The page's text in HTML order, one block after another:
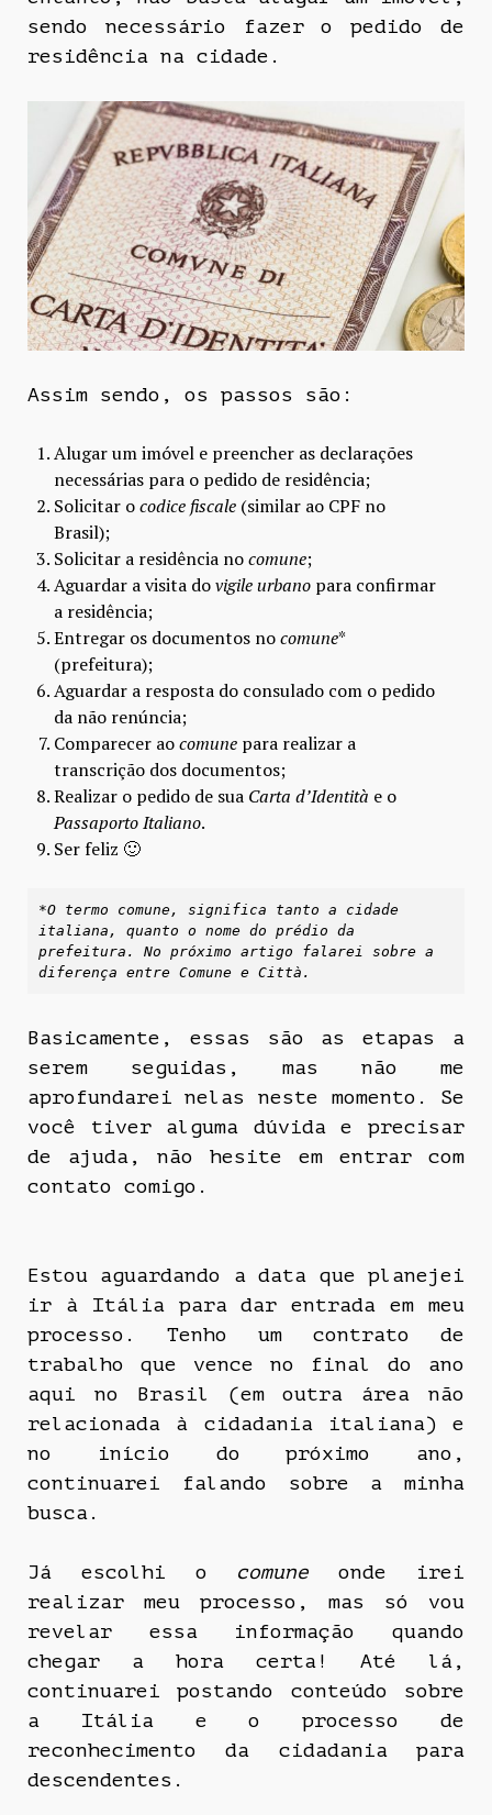
sendo necessário fazer o pedido de
residência na cidade.
Assim sendo, os passos são:
Alugar um imóvel e preencher as declarações
necessárias para o pedido de residência;
Solicitar ocodice fiscale(similar ao CPF no
Brasil);
Solicitar a residência nocomune;
Aguardar a visita dovigile urbanopara confirmar
a residência;
Entregar os documentos nocomune*
(prefeitura);
Aguardar a resposta do consulado com o pedido
da não renúncia;
Comparecer aocomunepara realizar a
transcrição dos documentos;
Realizar o pedido de sua Carta d’Identità e o
Passaporto Italiano.
Ser feliz 🙂
*O termo comune, significa tanto a cidade
italiana, quanto o nome do prédio da
prefeitura. No próximo artigo falarei sobre a
diferença entre Comune e Città.
Basicamente, essas são as etapas a
serem seguidas, mas não me
aprofundarei nelas neste momento. Se
você tiver alguma dúvida e precisar
de ajuda, não hesite em entrar com
contato comigo.
Estou aguardando a data que planejei
ir à Itália para dar entrada em meu
processo. Tenho um contrato de
trabalho que vence no final do ano
aqui no Brasil (em outra área não
relacionada à cidadania italiana) e
no início do próximo ano,
continuarei falando sobre a minha
busca.
Já escolhi o comune onde irei
realizar meu processo, mas só vou
revelar essa informação quando
chegar a hora certa! Até lá,
continuarei postando conteúdo sobre
a Itália e o processo de
reconhecimento da cidadania para
descendentes.